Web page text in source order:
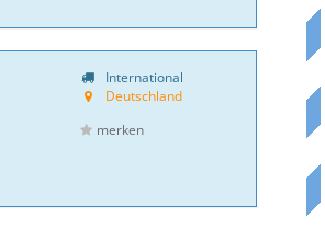
International
Deutschland
merken